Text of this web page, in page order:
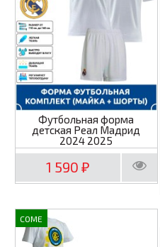
Футбольная форма
детская Реал Мадрид
2024 2025
1 590 ₽
COME